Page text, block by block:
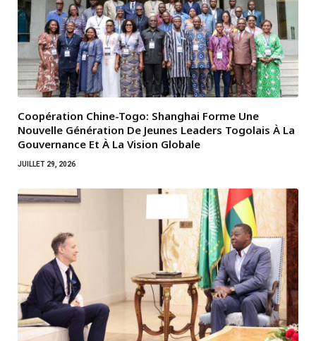
Coopération Chine-Togo: Shanghai Forme Une
Nouvelle Génération De Jeunes Leaders Togolais À La
Gouvernance Et À La Vision Globale
JUILLET 29, 2026